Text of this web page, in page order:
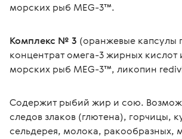
морских рыб MEG-3™.
Комплекс № 3 (оранжевые капсулы
концентрат омега-3 жирных кислот
морских рыб MEG-3™, ликопин
Содержит рыбий жир и сою.
следов злаков (глютена), горчицы,
сельдерея, молока, ракообразных,